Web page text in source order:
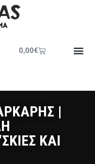
0,00€
|
ΚΑΙ